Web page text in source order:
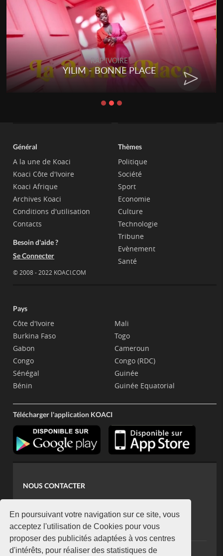
En poursuivant votre navigation sur ce site, vous
acceptez l'utilisation de Cookies pour vous
proposer des publicités adaptées à vos centres
d'intérêts, pour réaliser des statistiques de
RAP IVOIRE
YILIM - BONNE PLACE
Général
A la une de Koaci
Koaci Côte d'Ivoire
Koaci Afrique
Archives Koaci
Conditions d'utilisation
Contacts
Besoin d'aide ?
Se Connecter
© 2008 - 2022 KOACI.COM
Thèmes
Politique
Société
Sport
Economie
Culture
Technologie
Tribune
Evènement
Santé
Pays
Côte d'Ivoire
Burkina Faso
Gabon
Congo
Sénégal
Bénin
Mali
Togo
Cameroun
Congo (RDC)
Guinée
Guinée Equatorial
Télécharger l'application KOACI
NOUS CONTACTER
koaci@yahoo.fr
+225 07 08 85 52 93